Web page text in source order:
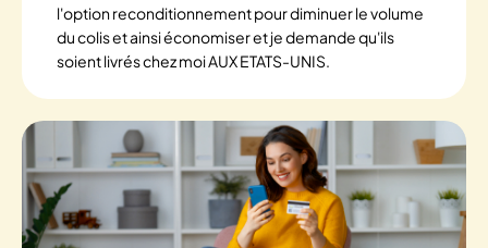
l'option reconditionnement pour diminuer le volume
du colis et ainsi économiser et je demande qu'ils
soient livrés chez moi AUX ETATS-UNIS.